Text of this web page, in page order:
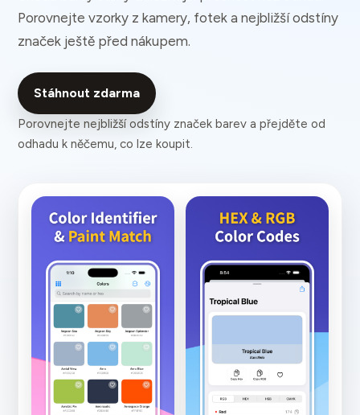
Porovnejte vzorky z kamery, fotek a nejbližší odstíny
značek ještě před nákupem.
Stáhnout zdarma
Porovnejte nejbližší odstíny značek barev a přejděte od
odhadu k něčemu, co lze koupit.